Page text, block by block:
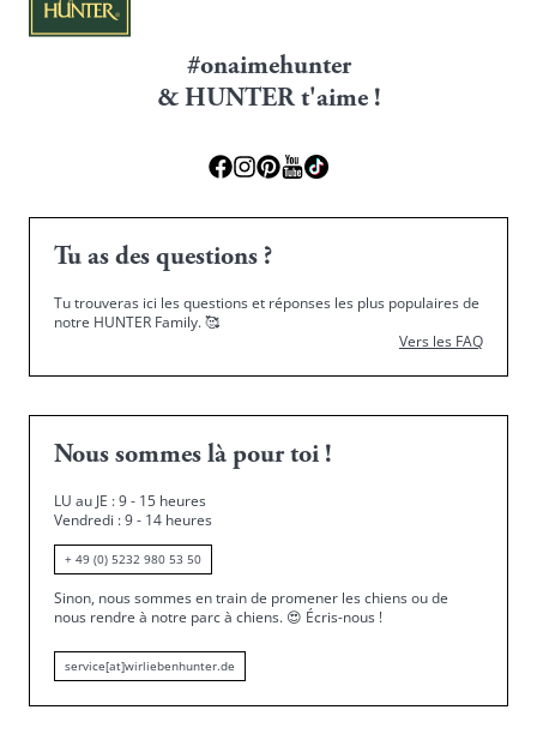
#onaimehunter
& HUNTER t'aime !
Tu as des questions ?
Tu trouveras ici les questions et réponses les plus populaires de
notre HUNTER Family.🥰
Vers les FAQ
Nous sommes là pour toi !
LU au JE : 9 - 15 heures
Vendredi : 9 - 14 heures
+ 49 (0) 5232 980 53 50
Sinon, nous sommes en train de promener les chiens ou de
nous rendre à notre parc à chiens. 😍 Écris-nous !
service[at]wirliebenhunter.de